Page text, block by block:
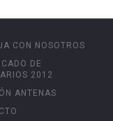
CON NOSOTROS
DE
2012
ANTENAS